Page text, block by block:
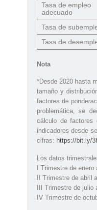
Tasa de empleo
adecuado
Tasa de
Tasa de
Nota
*Desde 2020 hasta
tamaño y
factores de
problemática, se
cálculo de factores
indicadores desde
cifras: https://bit.ly/
Los datos
I Trimestre de enero
II Trimestre de abril
III Trimestre de julio
IV Trimestre de